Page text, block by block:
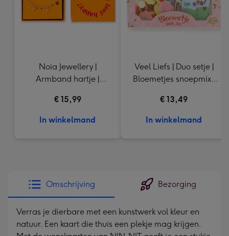
Noia Jewellery |
Armband hartje |
€ 15,99
In winkelmand
Veel Liefs | Duo setje |
Bloemetjes snoepmix |
€ 13,49
In winkelmand
Omschrijving Bezorging
Verras je dierbare met een kunstwerk vol kleur en
natuur. Een kaart die thuis een plekje mag krijgen.